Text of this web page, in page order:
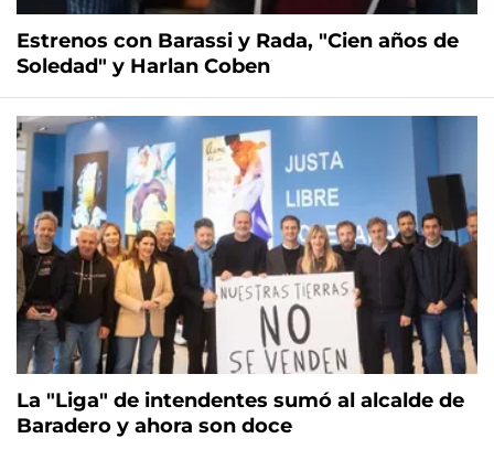
Estrenos con Barassi y Rada, "Cien años de
Soledad" y Harlan Coben
La "Liga" de intendentes sumó al alcalde de
Baradero y ahora son doce